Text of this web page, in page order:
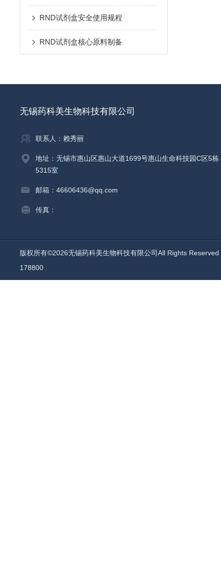
RND试剂盒安全使用规程
RND试剂盒核心原料制备
无锡药科美生物科技有限公司
联系人：赖秀丽
地址：无锡市惠山区惠山大道1699号惠山生命科技园C区5栋
5315室
邮箱：46606436@qq.com
传真：
版权所有©2026无锡药科美生物科技有限公司All Rights
178800